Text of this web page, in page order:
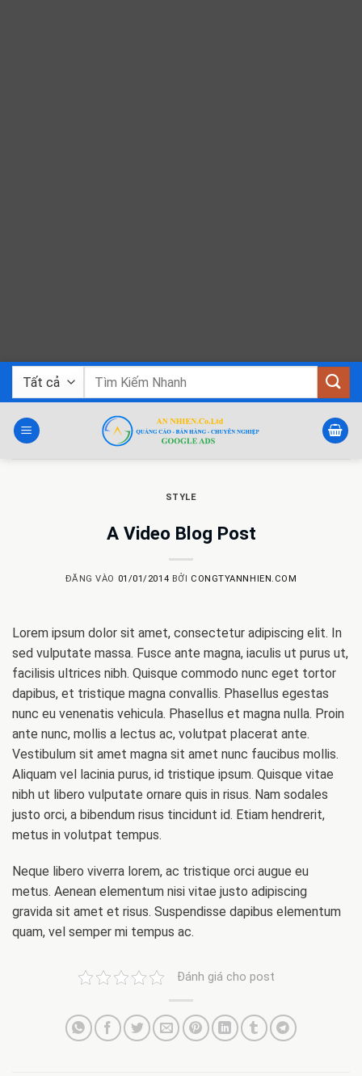
Bỏ
dung
Tìm
STYLE
A Video Blog Post
ĐĂNG VÀO 01/01/2014 BỞI CONGTYANNHIEN.COM
Lorem ipsum dolor sit amet, consectetur adipiscing elit. In
sed vulputate massa. Fusce ante magna, iaculis ut purus ut,
facilisis ultrices nibh. Quisque commodo nunc eget tortor
dapibus, et tristique magna convallis. Phasellus egestas
nunc eu venenatis vehicula. Phasellus et magna nulla. Proin
ante nunc, mollis a lectus ac, volutpat placerat ante.
Vestibulum sit amet magna sit amet nunc faucibus mollis.
Aliquam vel lacinia purus, id tristique ipsum. Quisque vitae
nibh ut libero vulputate ornare quis in risus. Nam sodales
justo orci, a bibendum risus tincidunt id. Etiam hendrerit,
metus in volutpat tempus.
Neque libero viverra lorem, ac tristique orci augue eu
metus. Aenean elementum nisi vitae justo adipiscing
gravida sit amet et risus. Suspendisse dapibus elementum
quam, vel semper mi tempus ac.
Đánh giá cho post